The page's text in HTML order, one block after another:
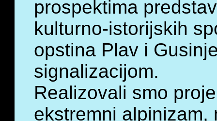
prospektima
kulturno-istorijskih
opstina Plav i
signalizacijom.
Realizovali smo
ekstremni alpinizam,